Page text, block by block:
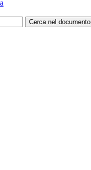
Cerca nel documento